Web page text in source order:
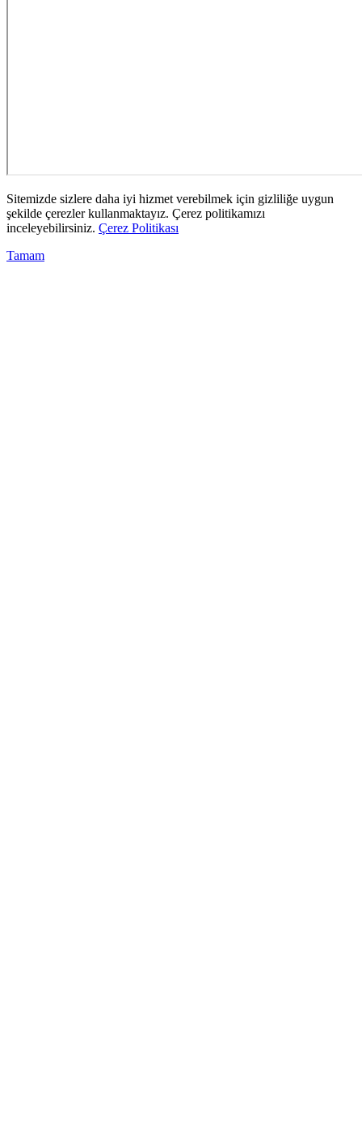
Sitemizde sizlere daha iyi hizmet verebilmek için gizliliğe uygun
şekilde çerezler kullanmaktayız. Çerez politikamızı
inceleyebilirsiniz. Çerez Politikası
Tamam